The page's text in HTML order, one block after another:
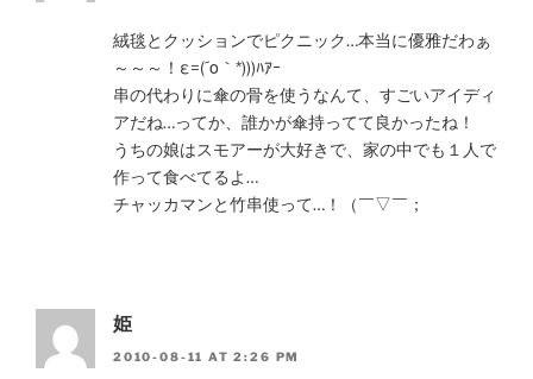
絨毯とクッションでピクニック…本当に優雅だわぁ
～～～！ε=(´ο｀*)))ﾊｱｰ
串の代わりに傘の骨を使うなんて、すごいアイディ
アだね…ってか、誰かが傘持ってて良かったね！
うちの娘はスモアーが大好きで、家の中でも１人で
作って食べてるよ…
チャッカマンと竹串使って…！（￣▽￣；
姫
2010-08-11 AT 2:26 PM